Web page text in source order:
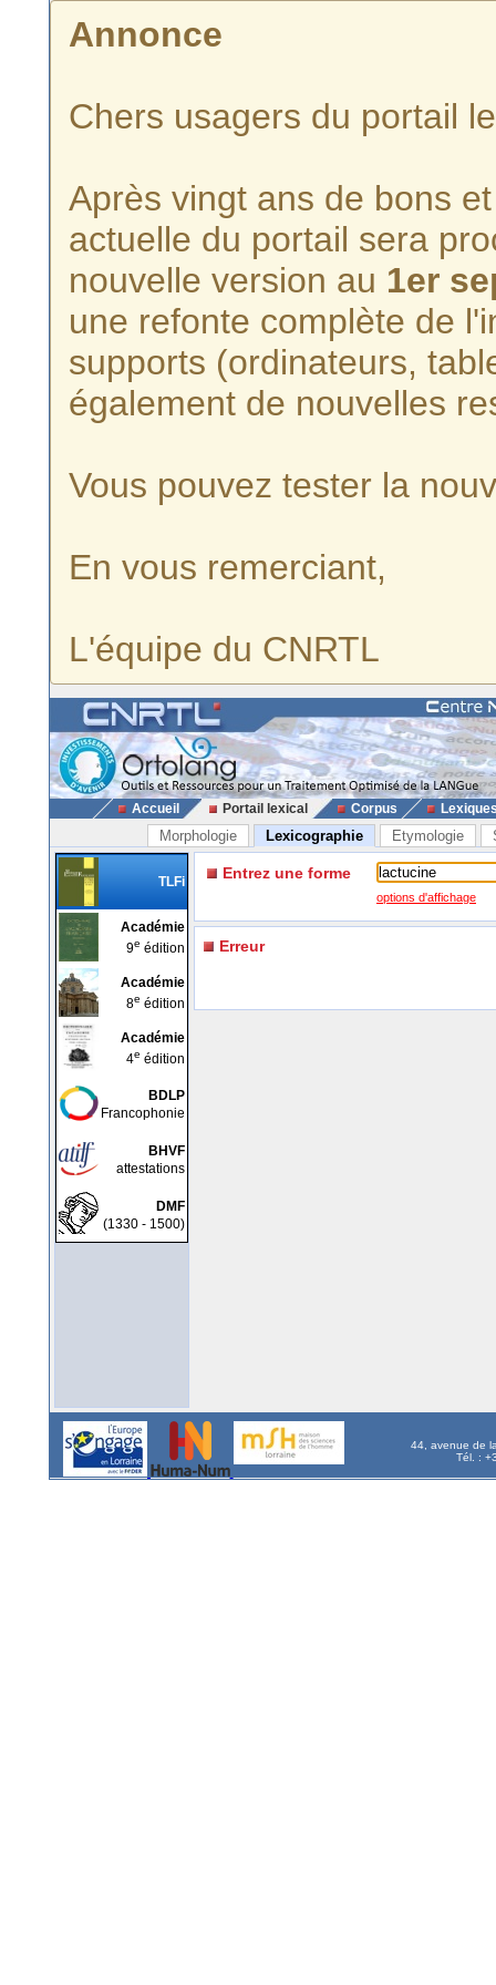
Annonce
Chers usagers du portail
Après vingt ans de bons
actuelle du portail sera
nouvelle version au 1er
une refonte complète de
supports (ordinateurs,
également de nouvelles
Vous pouvez tester la
En vous remerciant,
L'équipe du CNRTL
Accueil Portail lexical Corpus
Morphologie Lexicographie Etymologie
TLFi
Académie
9e édition
Académie
8e édition
Académie
4e édition
BDLP
Francophonie
BHVF
attestations
DMF
(1330 - 1500)
Entrez une forme
options d'affichage
Erreur
44, avenue de
Tél. :